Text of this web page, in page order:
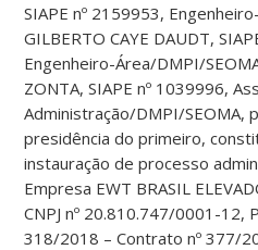
SIAPE nº 2159953,
GILBERTO CAYE DAUDT,
Engenheiro-Área/DMPI/
ZONTA, SIAPE nº 1039996,
Administração/DMPI/SEOMA,
presidência do primeiro,
instauração de processo
Empresa EWT BRASIL
CNPJ nº 20.810.747/0001-12,
318/2018 – Contrato nº 377/